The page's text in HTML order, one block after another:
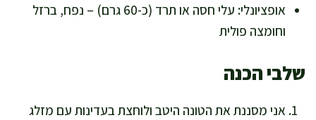
אופציונלי: עלי חסה או תרד (כ-60 גרם) – נפח, ברזל
וחומצה פולית
שלבי הכנה
אני מסננת את הטונה היטב ולוחצת בעדינות עם מזלג